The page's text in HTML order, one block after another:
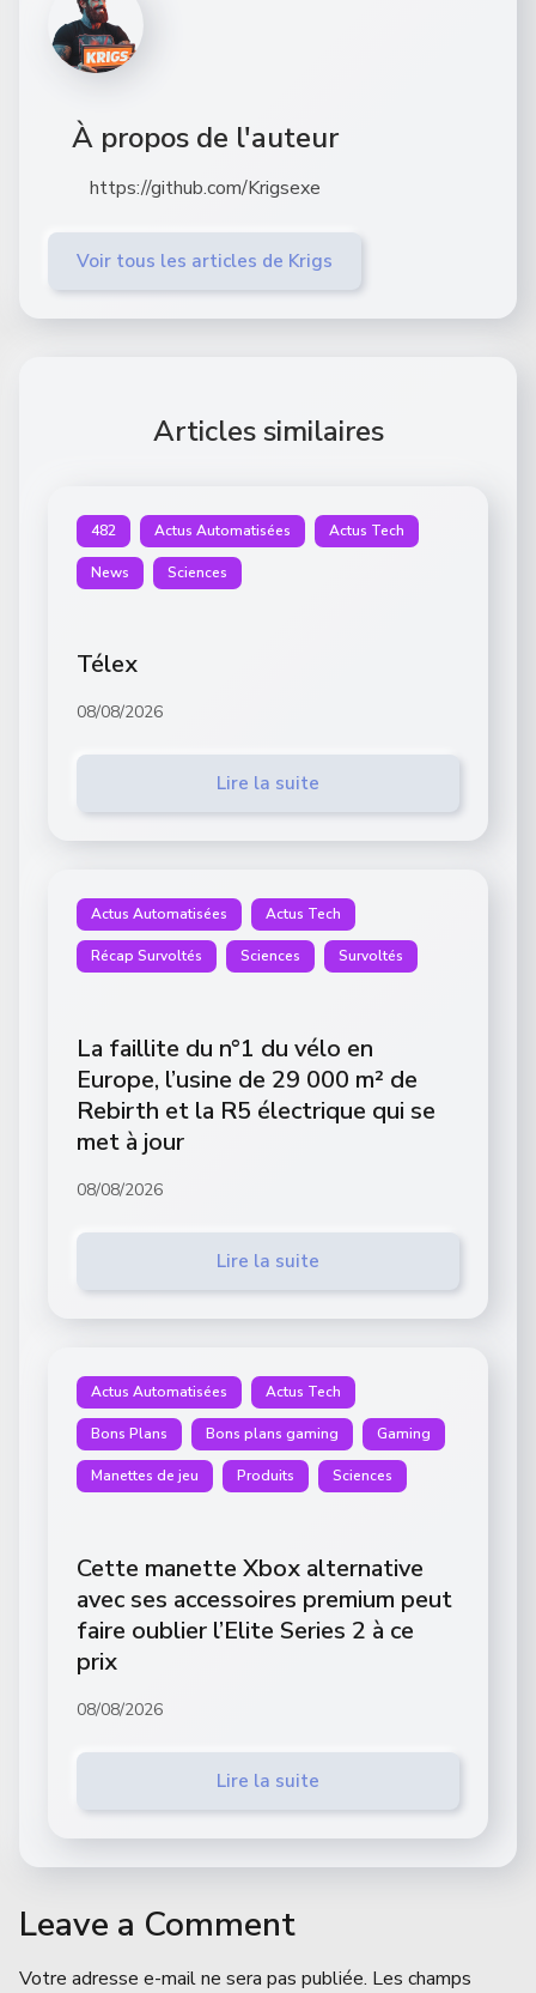
À propos de l'auteur
https://github.com/Krigsexe
Voir tous les articles de Krigs
Articles similaires
482 Actus Automatisées Actus Tech
News Sciences
Télex
08/08/2026
Lire la suite
Actus Automatisées Actus Tech
Récap Survoltés Sciences Survoltés
La faillite du n°1 du vélo en
Europe, l’usine de 29 000 m² de
Rebirth et la R5 électrique qui se
met à jour
08/08/2026
Lire la suite
Actus Automatisées Actus Tech
Bons Plans Bons plans gaming Gaming
Manettes de jeu Produits Sciences
Cette manette Xbox alternative
avec ses accessoires premium peut
faire oublier l’Elite Series 2 à ce
prix
08/08/2026
Lire la suite
Leave a Comment
Votre adresse e-mail ne sera pas publiée. Les champs